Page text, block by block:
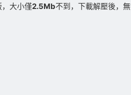
大小僅2.5Mb不到，下載解壓後，